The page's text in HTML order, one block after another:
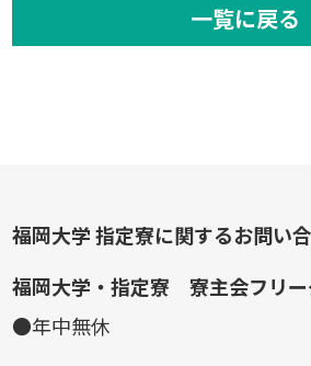
一覧に戻る
福岡大学 指定寮に関するお問い
福岡大学・指定寮 寮主会フリー
●年中無休